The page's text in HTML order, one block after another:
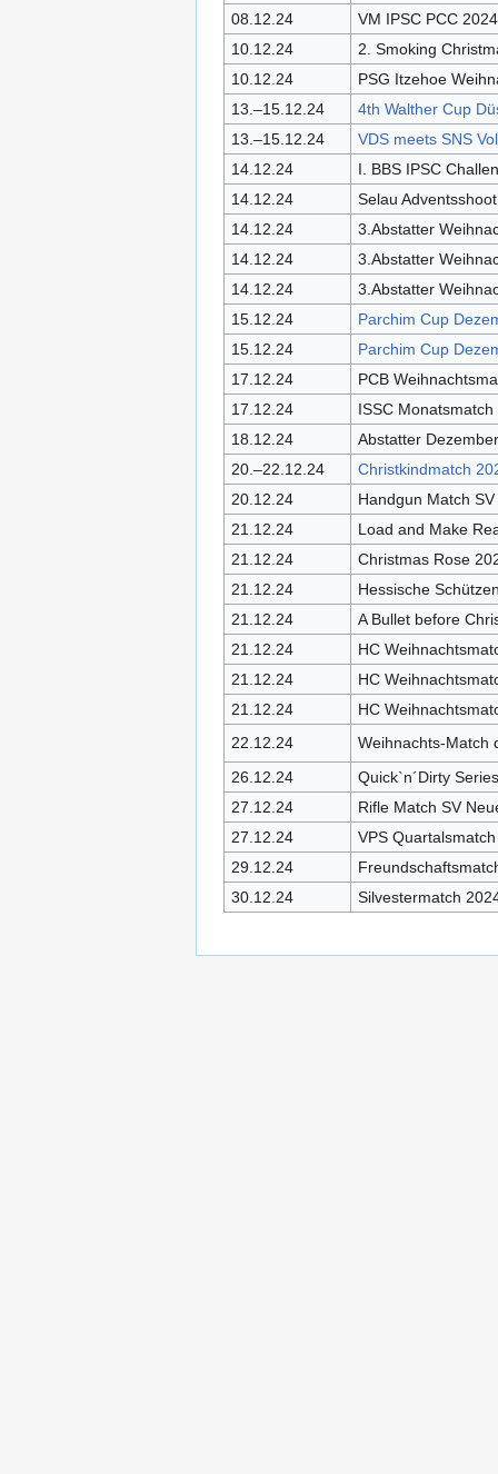
08.12.24
VM IPSC PCC 2024
10.12.24
2. Smoking
10.12.24
PSG Itzehoe
13.–15.12.24
4th Walther Cup
13.–15.12.24
VDS meets SNS
14.12.24
I. BBS IPSC
14.12.24
Selau
14.12.24
3.Abstatter
14.12.24
3.Abstatter
14.12.24
3.Abstatter
15.12.24
Parchim Cup
15.12.24
Parchim Cup
17.12.24
PCB
17.12.24
ISSC
18.12.24
Abstatter
20.–22.12.24
Christkindmatch
20.12.24
Handgun Match
21.12.24
Load and Make
21.12.24
Christmas Rose
21.12.24
Hessische
21.12.24
A Bullet before
21.12.24
HC
21.12.24
HC
21.12.24
HC
22.12.24
Weihnachts-Match
26.12.24
Quick`n´Dirty
27.12.24
Rifle Match SV
27.12.24
VPS
29.12.24
30.12.24
Silvestermatch